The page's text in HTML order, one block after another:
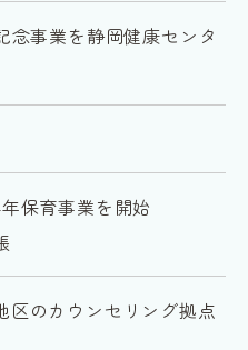
念事業を静岡健康センタ
保育事業を開始
区のカウンセリング拠点